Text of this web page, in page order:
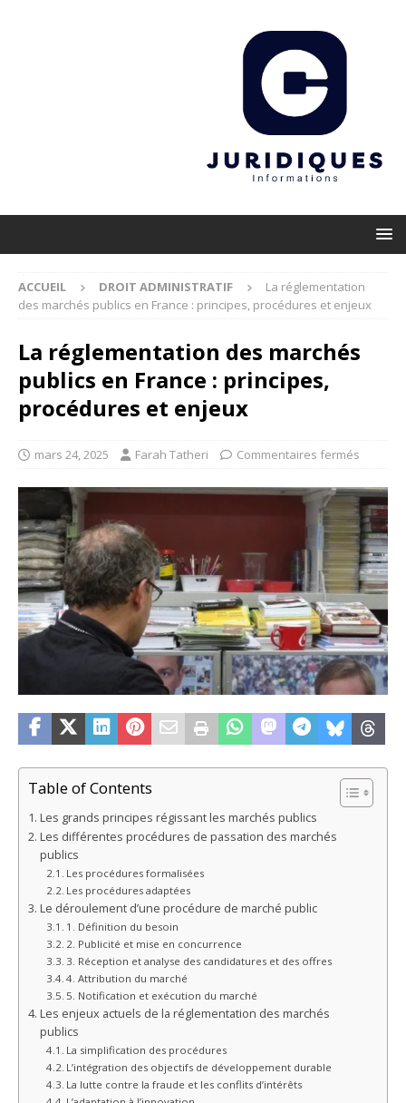
ACCUEIL DROIT ADMINISTRATIF
La réglementation
des marchés publics en France : principes, procédures et enjeux
La réglementation des marchés
publics en France : principes,
procédures et enjeux
mars 24, 2025 Farah Tatheri Commentaires fermés
Table of Contents
Les grands principes régissant les marchés publics
Les différentes procédures de passation des marchés
publics
Les procédures formalisées
Les procédures adaptées
Le déroulement d’une procédure de marché public
1. Définition du besoin
2. Publicité et mise en concurrence
3. Réception et analyse des candidatures et des offres
4. Attribution du marché
5. Notification et exécution du marché
Les enjeux actuels de la réglementation des marchés
publics
La simplification des procédures
L’intégration des objectifs de développement durable
La lutte contre la fraude et les conflits d’intérêts